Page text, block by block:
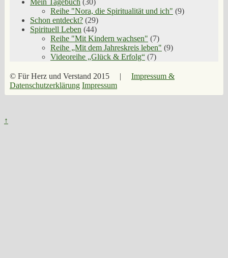
Mein Tagebuch (30)
Reihe "Nora, die Spiritualität und ich" (9)
Schon entdeckt? (29)
Spirituell Leben (44)
Reihe "Mit Kindern wachsen" (7)
Reihe „Mit dem Jahreskreis leben" (9)
Videoreihe „Glück & Erfolg“ (7)
© Für Herz und Verstand 2015 | Impressum &
Datenschutzerklärung Impressum
↑